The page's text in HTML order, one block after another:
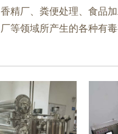
香精厂、粪便处理、食品
厂等领域所产生的各种有